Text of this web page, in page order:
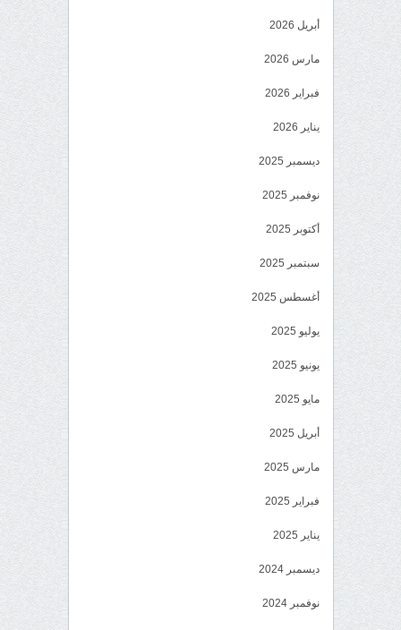
أبريل 2026
مارس 2026
فبراير 2026
يناير 2026
ديسمبر 2025
نوفمبر 2025
أكتوبر 2025
سبتمبر 2025
أغسطس 2025
يوليو 2025
يونيو 2025
مايو 2025
أبريل 2025
مارس 2025
فبراير 2025
يناير 2025
ديسمبر 2024
نوفمبر 2024